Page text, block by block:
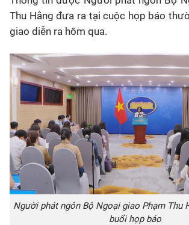
Thu Hằng đưa ra tại cuộc họp báo
giao diễn ra hôm qua.
Người phát ngôn Bộ Ngoại giao Phạm Thu
buổi họp báo